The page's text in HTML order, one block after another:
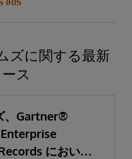
ズに関する最新
ス
、Gartner®
において